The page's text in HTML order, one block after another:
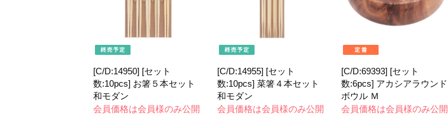
[C/D:14950] [セット
数:10pcs] お箸５本セット
和モダン
会員価格は会員様のみ公開
[C/D:14955] [セット
数:10pcs] 菜箸４本セット
和モダン
会員価格は会員様のみ公開
[C/D:69393] [セット
数:6pcs] アカシアラウンド
ボウル Ｍ
会員価格は会員様のみ公開